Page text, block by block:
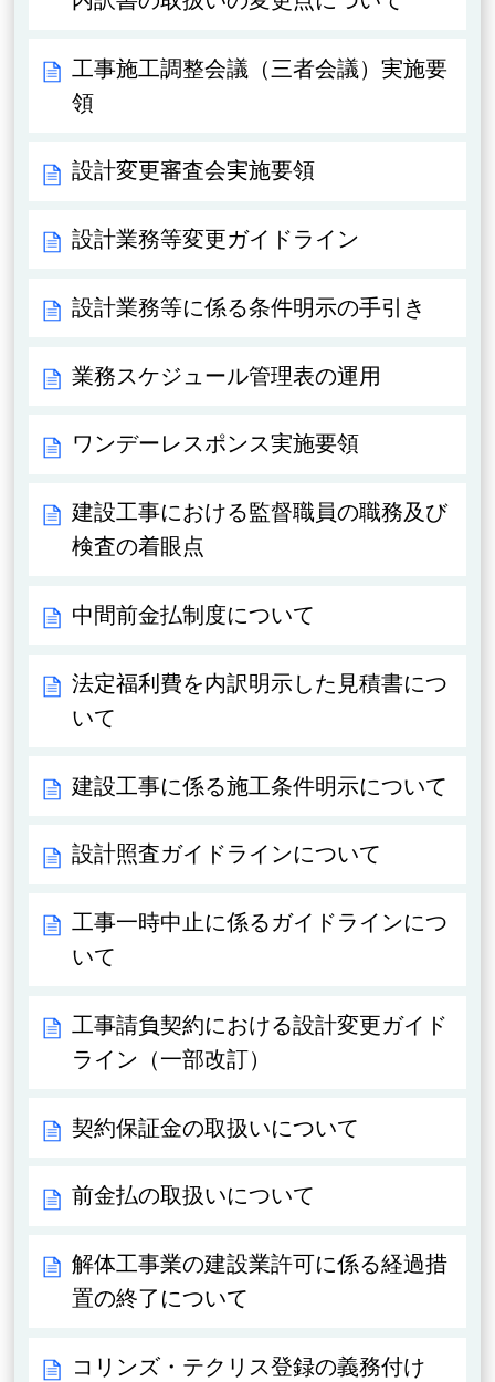
工事施工調整会議（三者会議）実施要
領
設計変更審査会実施要領
設計業務等変更ガイドライン
設計業務等に係る条件明示の手引き
業務スケジュール管理表の運用
ワンデーレスポンス実施要領
建設工事における監督職員の職務及び
検査の着眼点
中間前金払制度について
法定福利費を内訳明示した見積書につ
いて
建設工事に係る施工条件明示について
設計照査ガイドラインについて
工事一時中止に係るガイドラインにつ
いて
工事請負契約における設計変更ガイド
ライン（一部改訂）
契約保証金の取扱いについて
前金払の取扱いについて
解体工事業の建設業許可に係る経過措
置の終了について
コリンズ・テクリス登録の義務付け